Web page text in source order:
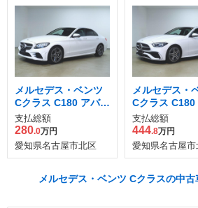
メルセデス・ベンツ
Cクラス C180 アバン
ギャルド AMGライン
支払総額
280.0万円
愛知県名古屋市北区
メルセデス・
Cクラス C180
ギャルド AMG
(ISG搭載モデ
支払総額
444.8万円
愛知県名古屋市
メルセデス・ベンツ Cクラスの中